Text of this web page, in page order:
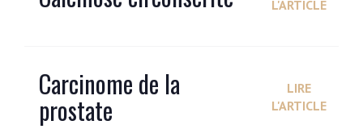
L'ARTICLE
Carcinome de la
prostate
LIRE
L'ARTICLE